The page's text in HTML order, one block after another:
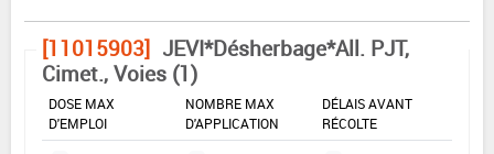
[11015903] JEVI*Désherbage*All. PJT,
Cimet., Voies (1)
DOSE MAX
D'EMPLOI
NOMBRE MAX
D'APPLICATION
DÉLAIS AVANT
RÉCOLTE